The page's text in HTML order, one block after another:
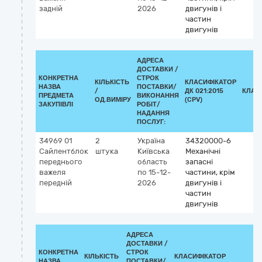
задній
2026
двигунів і
частин
двигунів
КОНКРЕТНА
НАЗВА
ПРЕДМЕТА
ЗАКУПІВЛІ
КІЛЬКІСТЬ
/
ОД.ВИМІРУ
АДРЕСА
ДОСТАВКИ /
СТРОК
ПОСТАВКИ/
ВИКОНАННЯ
РОБІТ/
НАДАННЯ
ПОСЛУГ:
КЛАСИФІКАТОР
ДК 021:2015
(CPV)
34969 01
Сайлентблок
переднього
важеля
передній
2
штука
Україна
Київська
область
по 15-12-
2026
34320000-6
Механічні
запасні
частини, крім
двигунів і
частин
двигунів
КОНКРЕТНА
КІЛЬКІСТЬ
АДРЕСА
ДОСТАВКИ /
СТРОК
КЛАСИФІКАТОР